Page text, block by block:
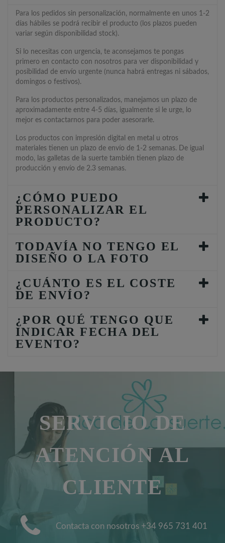
Para los pedidos sin personalización, normalmente en unos 1-2
días hábiles se podrá recibir el producto (los plazos pueden
variar según disponibilidad stock).
Si lo necesitas con urgencia, te aconsejamos te pongas
primero en contacto con nosotros para ver disponibilidad y
posibilidad de envío urgente (nunca habrá entregas ni sábados,
domingos o festivos).
Para los productos personalizados, manejamos un plazo de
aproximadamente entre 4-5 días, igualmente si le urge, lo
mejor es contactarnos para poder asesorarle.
Los productos con impresión digital en metal u otros
materiales tienen un plazo de envío de 1-2 semanas. De igual
modo, las galletas de la suerte también tienen plazo de
producción y envío de 2.3 semanas.
¿CÓMO PUEDO
PERSONALIZAR EL
PRODUCTO?
TODAVÍA NO TENGO EL
DISEÑO O LA FOTO
¿CUÁNTO ES EL COSTE
DE ENVÍO?
¿POR QUÉ TENGO QUE
INDICAR FECHA DEL
EVENTO?
SERVICIO DE
ATENCIÓN AL
CLIENTE
Contacta con nosotros +34 965 731 401